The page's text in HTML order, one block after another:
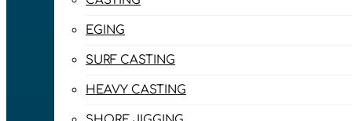
EGING
SURF CASTING
HEAVY CASTING